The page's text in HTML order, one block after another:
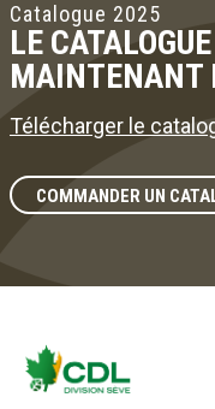
Catalogue 2025
LE
MAINTENANT
Télécharger le
COMMANDER UN